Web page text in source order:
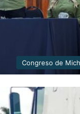
Congreso de